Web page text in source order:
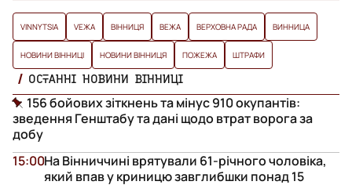
VINNYTSIA VЕЖА ВІННИЦЯ ВЕЖА ВЕРХОВНА РАДА ВИННИЦА
НОВИНИ ВІННИЦІ НОВИНИ ВІННИЦЯ ПОЖЕЖА ШТРАФИ
ОСТАННІ НОВИНИ ВІННИЦІ
156 бойових зіткнень та мінус 910 окупантів:
зведення Генштабу та дані щодо втрат ворога за
добу
На Вінниччині врятували 61-річного чоловіка,
який впав у криницю завглибшки понад 15
15:00